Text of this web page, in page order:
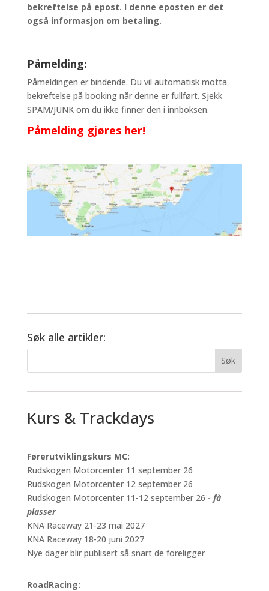
bekreftelse på epost. I denne eposten er det
også informasjon om betaling.
Påmelding:
Påmeldingen er bindende. Du vil automatisk motta
bekreftelse på booking når denne er fullført. Sjekk
SPAM/JUNK om du ikke finner den i innboksen.
Påmelding gjøres her!
Søk alle artikler:
Kurs & Trackdays
Førerutviklingskurs MC:
Rudskogen Motorcenter 11 september 26
Rudskogen Motorcenter 12 september 26
Rudskogen Motorcenter 11-12 september 26 - få
plasser
KNA Raceway 21-23 mai 2027
KNA Raceway 18-20 juni 2027
Nye dager blir publisert så snart de foreligger
RoadRacing: